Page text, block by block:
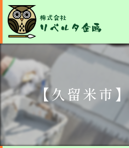
【久留米市